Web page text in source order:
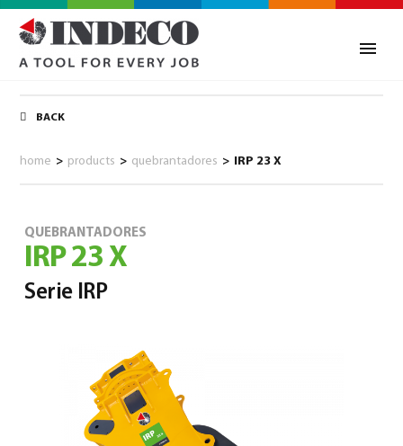
0
BACK
home > products > quebrantadores > IRP 23 X
QUEBRANTADORES
IRP 23 X
Serie IRP